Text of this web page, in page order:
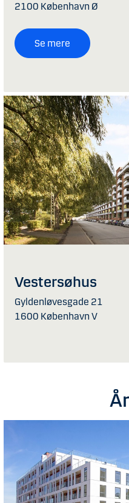
2100 København Ø
Se mere
Vestersøhus
Gyldenløvesgade 21
1600 København V